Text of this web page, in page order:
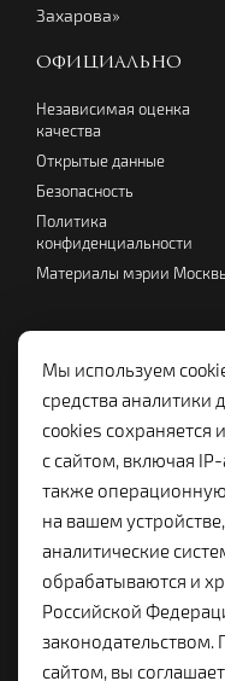
Захарова»
ОФИЦИАЛЬНО
Независимая оценка
качества
Открытые данные
Безопасность
Политика
конфиденциальности
Материалы мэрии
Мы используем
средства аналитики
cookies
с сайтом, включая
также операционную
на вашем
аналитические
обрабатываются и
Российской
законодательством.
сайтом, вы